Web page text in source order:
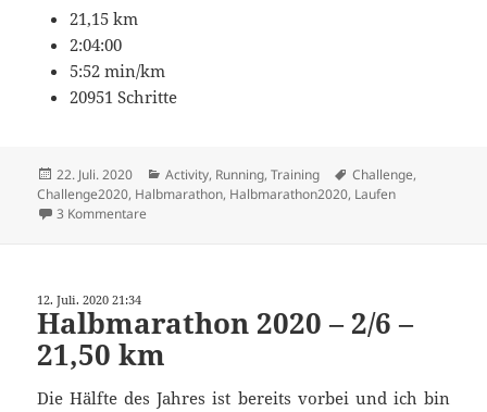
21,15 km
2:04:00
5:52 min/km
20951 Schritte
Veröffentlicht
am
22. Juli. 2020 Kategorien
Activity, Running,Training Schlagwörter
Challenge,
Challenge2020, Halbmarathon, Halbmarathon2020, Laufen
3 Kommentare
12. Juli. 2020 21:34
Halbmarathon 2020 – 2/6 –
21,50 km
Die Hälfte des Jahres ist bereits vorbei und ich bin